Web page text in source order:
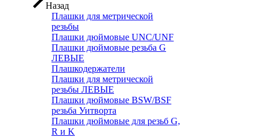
Назад
Плашки для метрической
резьбы
Плашки дюймовые UNC/UNF
Плашки дюймовые резьба G
ЛЕВЫЕ
Плашкодержатели
Плашки для метрической
резьбы ЛЕВЫЕ
Плашки дюймовые BSW/BSF
резьба Уитворта
Плашки дюймовые для резьб G,
R и K